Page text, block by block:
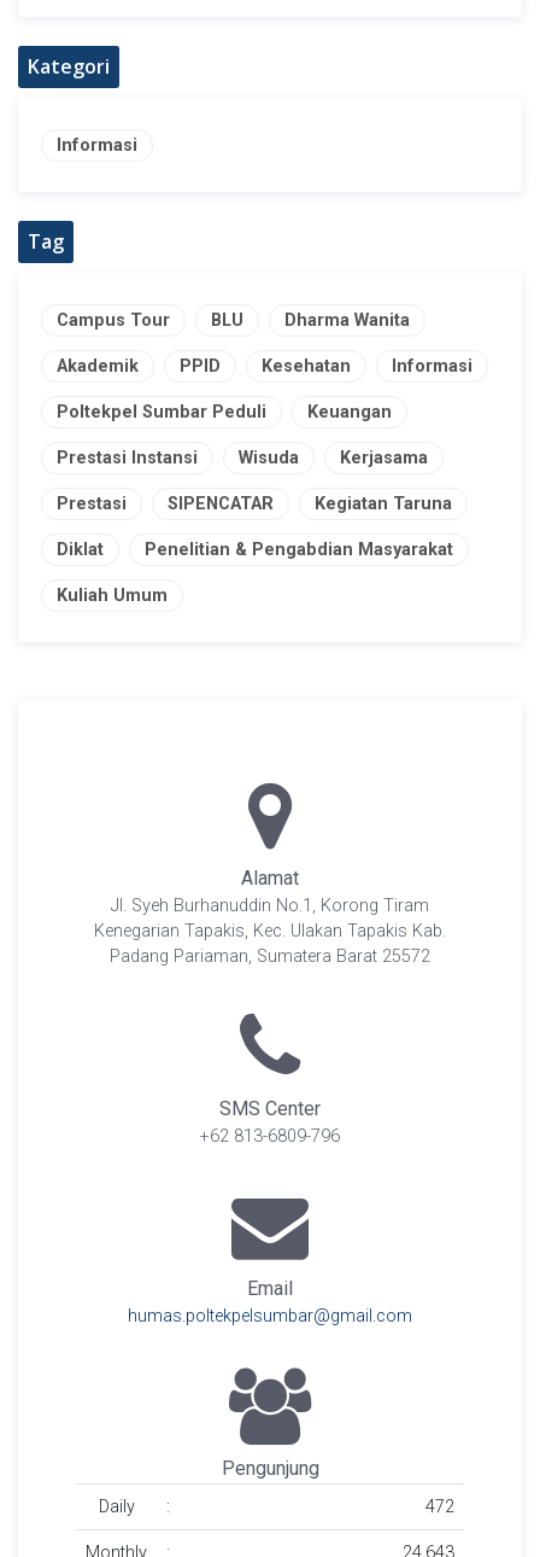
Kategori
Informasi
Tag
Campus Tour BLU Dharma Wanita
Akademik PPID Kesehatan Informasi
Poltekpel Sumbar Peduli Keuangan
Prestasi Instansi Wisuda Kerjasama
Prestasi SIPENCATAR Kegiatan Taruna
Diklat Penelitian & Pengabdian Masyarakat
Kuliah Umum
Alamat
Jl. Syeh Burhanuddin No.1, Korong Tiram
Kenegarian Tapakis, Kec. Ulakan Tapakis Kab.
Padang Pariaman, Sumatera Barat 25572
SMS Center
+62 813-6809-796
Email
humas.poltekpelsumbar@gmail.com
Pengunjung
Daily : 472
Monthly : 24.643